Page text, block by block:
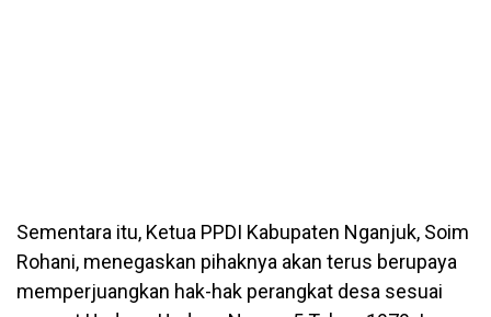
Sementara itu, Ketua PPDI Kabupaten Nganjuk, Soim
Rohani, menegaskan pihaknya akan terus berupaya
memperjuangkan hak-hak perangkat desa sesuai